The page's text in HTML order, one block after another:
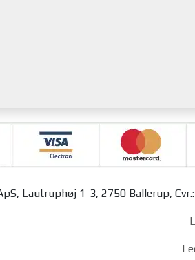
Lautruphøj 1-3, 2750 Ballerup,